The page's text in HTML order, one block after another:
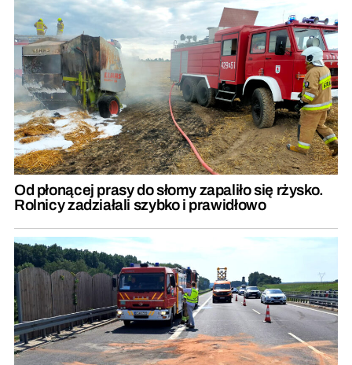
Od płonącej prasy do słomy zapaliło się rżysko.
Rolnicy zadziałali szybko i prawidłowo